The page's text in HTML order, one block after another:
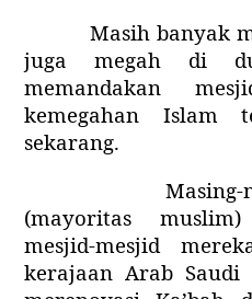
Masih banyak
juga megah di
memandakan
kemegahan Islam
sekarang.
(mayoritas
mesjid-mesjid
kerajaan Arab